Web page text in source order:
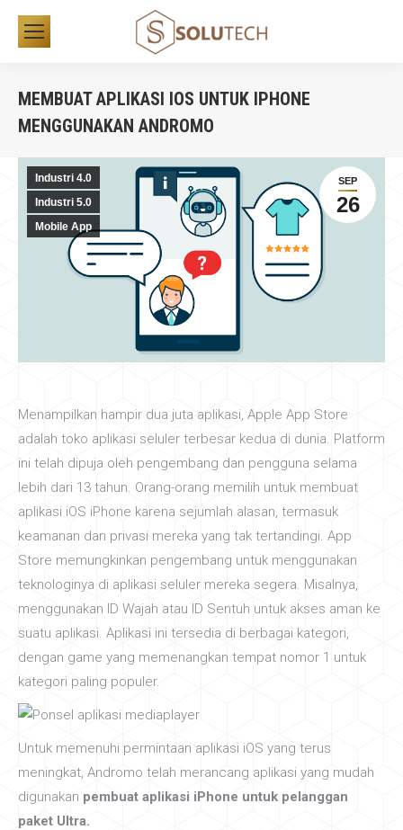
MEMBUAT APLIKASI IOS UNTUK IPHONE
MENGGUNAKAN ANDROMO
SEP
26
Industri 4.0
Industri 5.0
Mobile App
Menampilkan hampir dua juta aplikasi, Apple App Store
adalah toko aplikasi seluler terbesar kedua di dunia. Platform
ini telah dipuja oleh pengembang dan pengguna selama
lebih dari 13 tahun. Orang-orang memilih untuk membuat
aplikasi iOS iPhone karena sejumlah alasan, termasuk
keamanan dan privasi mereka yang tak tertandingi. App
Store memungkinkan pengembang untuk menggunakan
teknologinya di aplikasi seluler mereka segera. Misalnya,
menggunakan ID Wajah atau ID Sentuh untuk akses aman ke
suatu aplikasi. Aplikasi ini tersedia di berbagai kategori,
dengan game yang memenangkan tempat nomor 1 untuk
kategori paling populer.
Untuk memenuhi permintaan aplikasi iOS yang terus
meningkat, Andromo telah merancang aplikasi yang mudah
digunakan pembuat aplikasi iPhone untuk pelanggan
paket Ultra.